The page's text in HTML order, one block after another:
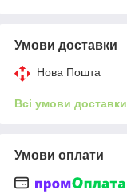
Умови доставки
Нова Пошта
Всі умови доставки
Умови оплати